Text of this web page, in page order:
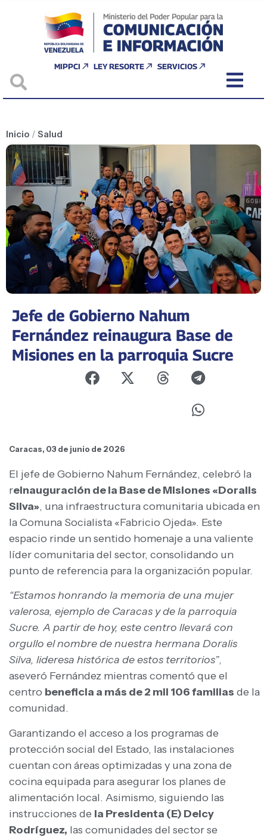
MIPPCI LEY RESORTE SERVICIOS
Inicio / Salud
Jefe de Gobierno Nahum
Fernández reinaugura Base de
Misiones en la parroquia Sucre
Caracas, 03 de junio de 2026
El jefe de Gobierno Nahum Fernández, celebró la
reinauguración de la Base de Misiones «Doralis
Silva», una infraestructura comunitaria ubicada en
la Comuna Socialista «Fabricio Ojeda». Este
espacio rinde un sentido homenaje a una valiente
líder comunitaria del sector, consolidando un
punto de referencia para la organización popular.
“Estamos honrando la memoria de una mujer
valerosa, ejemplo de Caracas y de la parroquia
Sucre. A partir de hoy, este centro llevará con
orgullo el nombre de nuestra hermana Doralis
Silva, lideresa histórica de estos territorios”,
aseveró Fernández mientras comentó que el
centro beneficia a más de 2 mil 106 familias de la
comunidad.
Garantizando el acceso a los programas de
protección social del Estado, las instalaciones
cuentan con áreas optimizadas y una zona de
cocina equipada para asegurar los planes de
alimentación local. Asimismo, siguiendo las
instrucciones de la Presidenta (E) Delcy
Rodríguez, las comunidades del sector se